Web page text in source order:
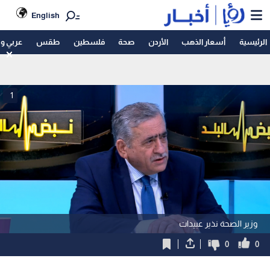
English
الرئيسية أسعار الذهب الأردن صحة فلسطين طقس عربي
وزير الصحة نذير عبيدات
1
0
0